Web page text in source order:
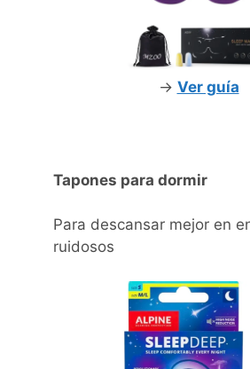
-> Ver guía
Tapones para dormir
Para descansar mejor en
ruidosos